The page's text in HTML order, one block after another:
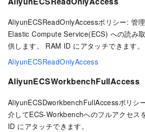
AliyunECSReadOnlyAccessポリシー: 管
Elastic Compute Service(ECS) への読み
供します。 RAM ID にアタッチできます。
AliyunECSReadOnlyAccess
AliyunECSWorkbenchFullAccess
AliyunECSDworkbenchFullAccessポリシ
介してECS-Workbenchへのフルアクセス
ID にアタッチできます。